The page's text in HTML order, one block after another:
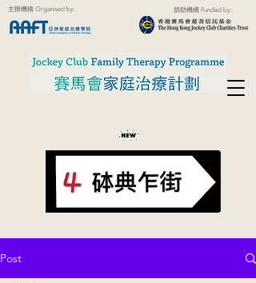
主辦機構 Organised by: 捐助機構 Funded by:
Post